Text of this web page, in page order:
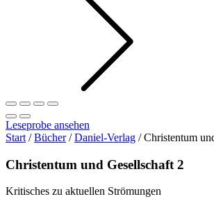
Leseprobe ansehen
Start /Bücher/Daniel-Verlag / Christentum
Christentum und Gesellschaft 2
Kritisches zu aktuellen Strömungen